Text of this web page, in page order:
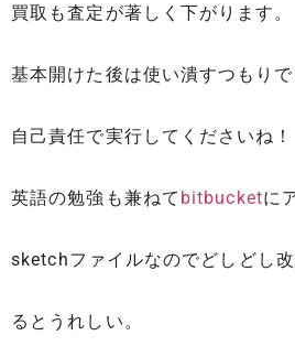
買取も査定が著しく下がります。
基本開けた後は使い潰すつもりで
自己責任で実行してくださいね！
英語の勉強も兼ねて bitbucketに
sketchファイルなのでどしどし
るとうれしい。